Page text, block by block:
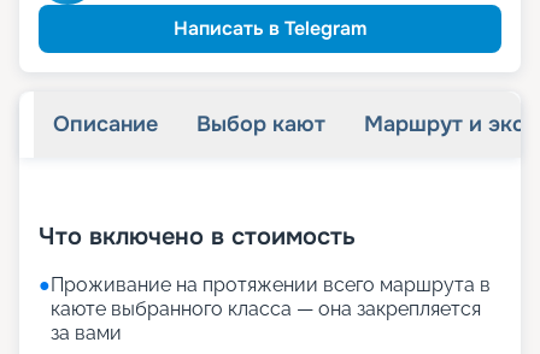
Написать в Telegram
Описание Выбор кают Маршрут и
Что включено в стоимость
●Проживание на протяжении всего маршрута в
каюте выбранного класса — она закрепляется
за вами